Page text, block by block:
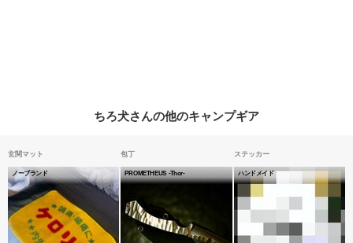
ちろ犬さんの他のキャンプギア
玄関マット
ノーブランド
包丁
PROMETHEUS -Thor-
ステッカー
ハンドメイド